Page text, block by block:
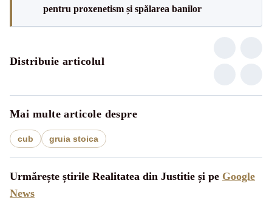
pentru proxenetism și spălarea banilor
Distribuie articolul
Mai multe articole despre
cub gruia stoica
Urmărește știrile Realitatea din Justitie și pe Google
News